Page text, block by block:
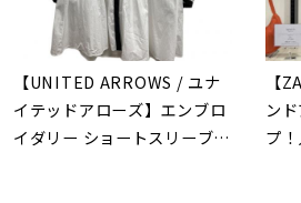
【UNITED ARROWS / ユナ
イテッドアローズ】エンブロ
イダリー ショートスリーブ
【
ン
プ